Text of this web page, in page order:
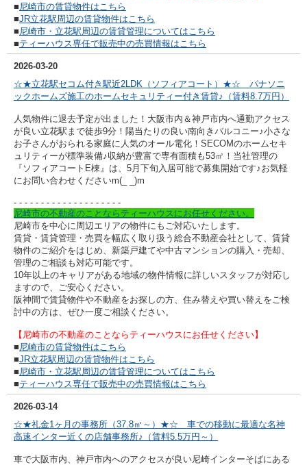
■ 尼崎市の賃貸物件はこちら
■JR立花駅周辺の賃貸物件はこちら
■ 尼崎市・立花駅周辺の賃貸管理についてはこちら
■ティーハウス専任で販売中の売買情報はこちら
2026-03-20
☆★立花駅セコム付き駅近2LDK（ソフィアコート）★☆ パナソニ
ックホームズ施工のホームセキュリティー付き賃貸♪（賃料8.7万円）
人気物件に退去予定が出ました！大阪市内＆神戸市内へ通勤アクセス
が良い立花駅まで徒歩9分！陽当たりの良い南向きバルコニー♪小さな
お子さんがおられる家庭に人気のオール電化！SECOMのホームセキ
ュリティーが標準装備♪収納が豊富で専有面積も53㎡！当社管理の
『ソフィアコートE棟』は、5月下旬入居可能で募集開始です♪お気軽
にお問い合わせくださいm(_ _)m
- - - - - - - - - - - - - - - - - - - -
尼崎市の不動産のことならティーハウスにお任せください。
尼崎市を中心に周辺エリアの物件にもご対応いたします。
賃貸・賃貸管理・売買を幅広く取り扱う総合不動産会社として、賃貸
物件のご紹介をはじめ、新築戸建てや中古マンションの購入・売却、
管理のご相談も対応可能です。
10年以上のキャリアがある地域の物件情報に詳しいスタッフが対応し
ますので、ご安心ください。
阪神間で賃貸物件や不動産をお探しの方、住み替えや買い替えをご検
討中の方は、ぜひ一度ご相談ください。
【尼崎市の不動産のことならティーハウスにお任せください】
■ 尼崎市の賃貸物件はこちら
■JR立花駅周辺の賃貸物件はこちら
■ 尼崎市・立花駅周辺の賃貸管理についてはこちら
■ティーハウス専任で販売中の売買情報はこちら
2026-03-14
☆★礼金1ヶ月の事務所（37.8㎡～）★☆ 車での移動に最適な名神
高速インター近くの店舗事務所♪（賃料5.5万円～）
車で大阪市内、神戸市内へのアクセスが良い尼崎インターそばにある